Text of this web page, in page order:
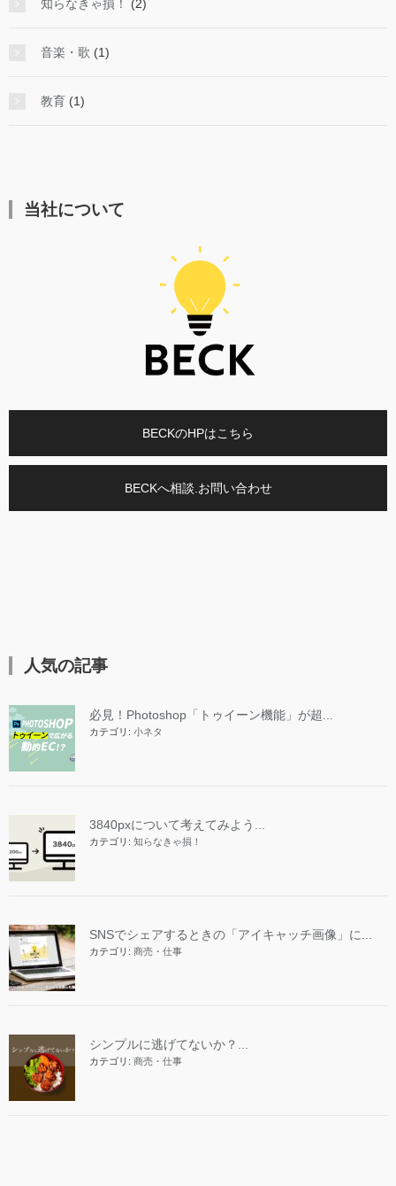
知らなきゃ損！ (2)
音楽・歌 (1)
教育 (1)
当社について
BECKのHPはこちら
BECKへ相談.お問い合わせ
人気の記事
必見！Photoshop「トゥイーン機能」が超...
カテゴリ: 小ネタ
3840pxについて考えてみよう...
カテゴリ: 知らなきゃ損！
SNSでシェアするときの「アイキャッチ画像」に...
カテゴリ: 商売・仕事
シンプルに逃げてないか？...
カテゴリ: 商売・仕事